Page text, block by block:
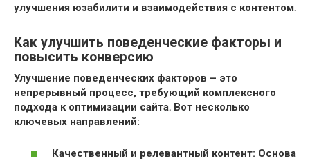
улучшения юзабилити и взаимодействия с контентом․
Как улучшить поведенческие факторы и
повысить конверсию
Улучшение поведенческих факторов – это
непрерывный процесс, требующий комплексного
подхода к оптимизации сайта․ Вот несколько
ключевых направлений:
Качественный и релевантный контент: Основа